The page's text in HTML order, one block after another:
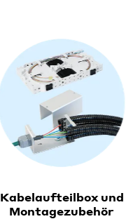
Kabelaufteilbox und
Montagezubehör